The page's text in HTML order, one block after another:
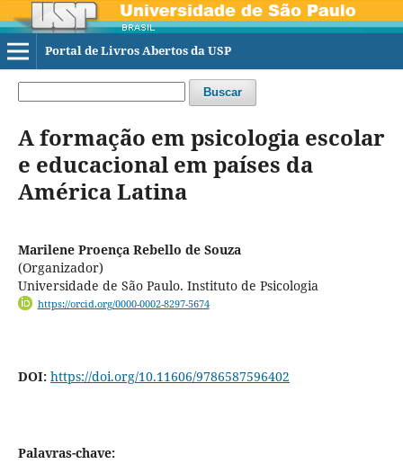
Portal de Livros Abertos da USP
Buscar
A formação em psicologia escolar
e educacional em países da
América Latina
Marilene Proença Rebello de Souza
(Organizador)
Universidade de São Paulo. Instituto de Psicologia
https://orcid.org/0000-0002-8297-5674
DOI: https://doi.org/10.11606/9786587596402
Palavras-chave: